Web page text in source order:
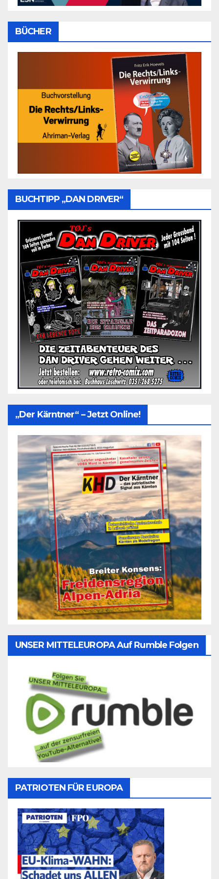
BÜCHER
BUCHTIPP „DAN DRIVER“
„Der Kärntner“ – Jetzt Online!
UNSER MITTELEUROPA Auf Rumble Folgen
PATRIOTEN FÜR EUROPA